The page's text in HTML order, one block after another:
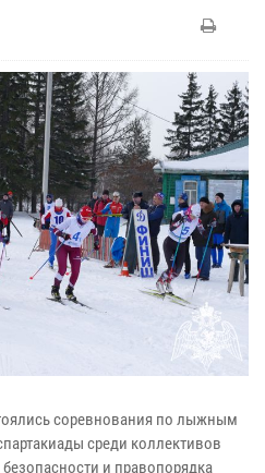
соревнования по лыжным
среди коллективов
и правопорядка